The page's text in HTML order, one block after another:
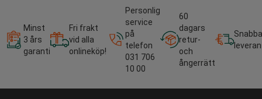
Minst
3 års
garanti
Fri frakt
vid alla
onlineköp!
Personlig
service
på
telefon
031 706
10 00
60
dagars
retur-
och
ångerrätt
Snabba